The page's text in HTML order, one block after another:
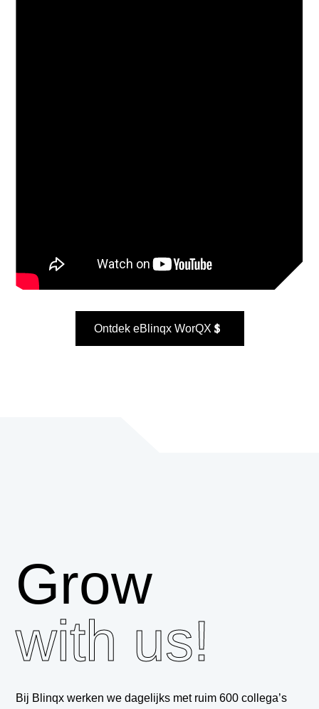
Ontdek eBlinqx WorQX
Grow
with us!
Bij Blinqx werken we dagelijks met ruim 600 collega’s